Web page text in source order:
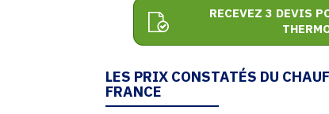
RECEVEZ 3 DEVIS
LES PRIX CONSTATÉS DU
FRANCE